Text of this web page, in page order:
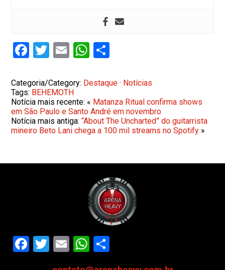
Facebook
Twitter
EmailWhatsApp
Categoria/Category: Destaque · Notícias
Tags: BEHEMOTH
Notícia mais recente: « Matanza Ritual confirma shows
em São Paulo e Santo André em novembro
Notícia mais antiga:“About The Uncharted” do guitarrista
mineiro Beto Lani chega a 100 mil streams no Spotify »
Facebook
Twitter
EmailWhatsApp